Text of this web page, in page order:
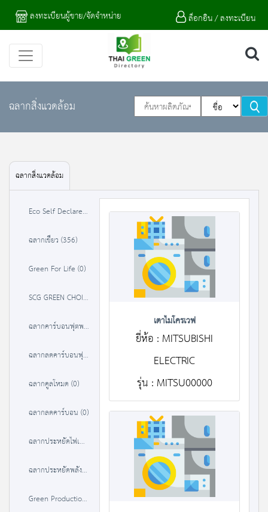
ลงทะเบียนผู้ขาย/จัดจำหน่าย ล็อกอิน / ลงทะเบียน
ฉลากสิ่งแวดล้อม
ฉลากสิ่งแวดล้อม
Eco Self Declare (0)
ฉลากเขียว (356)
Green For Life (0)
SCG GREEN CHOICE (37)
ฉลากคาร์บอนฟุตพริ้นท์ (84)
ฉลากลดคาร์บอนฟุตพริ้นท์ (0)
ฉลากคูลโหมด (0)
ฉลากลดคาร์บอน (0)
ฉลากประหยัดไฟเบอร์ 5 (9294)
ฉลากประหยัดพลังงานประสิทธิภาพสูง (3238)
Green Production (22)
เตาไมโครเวฟ
ยี่ห้อ : MITSUBISHI
ELECTRIC
รุ่น : MITSU00000